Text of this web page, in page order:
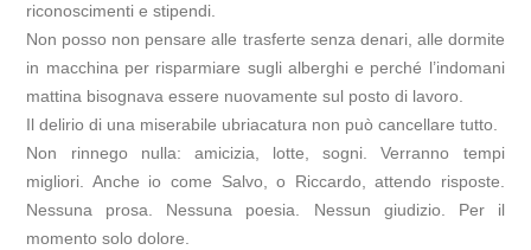
riconoscimenti e stipendi.
Non posso non pensare alle trasferte senza denari, alle dormite
in macchina per risparmiare sugli alberghi e perché l’indomani
mattina bisognava essere nuovamente sul posto di lavoro.
Il delirio di una miserabile ubriacatura non può cancellare tutto.
Non rinnego nulla: amicizia, lotte, sogni. Verranno tempi
migliori. Anche io come Salvo, o Riccardo, attendo risposte.
Nessuna prosa. Nessuna poesia. Nessun giudizio. Per il
momento solo dolore.